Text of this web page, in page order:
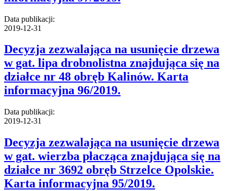
Data publikacji:
2019-12-31
Decyzja zezwalająca na usunięcie drzewa
w gat. lipa drobnolistna znajdująca się na
działce nr 48 obręb Kalinów. Karta
informacyjna 96/2019.
Data publikacji:
2019-12-31
Decyzja zezwalająca na usunięcie drzewa
w gat. wierzba płacząca znajdująca się na
działce nr 3692 obręb Strzelce Opolskie.
Karta informacyjna 95/2019.